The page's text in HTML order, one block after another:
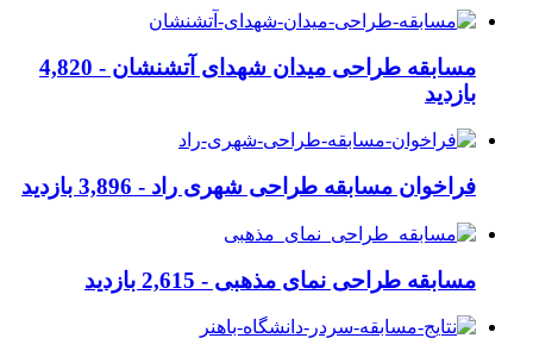
مسابقه طراحی میدان شهدای آتشنشان - 4,820
بازدید
فراخوان مسابقه طراحی شهری راد - 3,896 بازدید
مسابقه طراحی نمای مذهبی - 2,615 بازدید